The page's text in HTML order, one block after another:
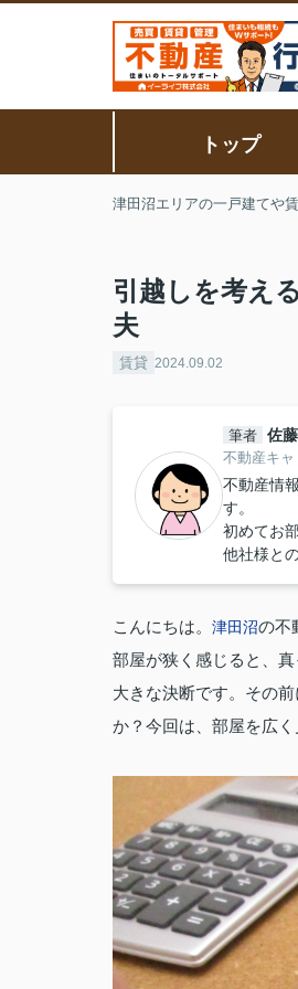
トップ
津田沼エリアの一戸建てや
引越しを考え
夫
賃貸 2024.09.02
筆者 佐
不動産キ
不動産情
す。
初めてお
他社様と
こんにちは。 津田沼の不
部屋が狭く感じると、
大きな決断です。その
か？今回は、部屋を広